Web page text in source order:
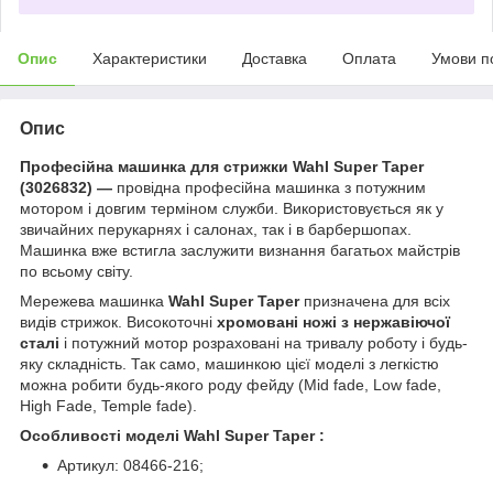
Опис Характеристики Доставка Оплата Умови
Опис
Професійна машинка для стрижки Wahl Super Taper
(3026832) ― провідна професійна машинка з потужним
мотором і довгим терміном служби. Використовується як у
звичайних перукарнях і салонах, так і в барбершопах.
Машинка вже встигла заслужити визнання багатьох майстрів
по всьому світу.
Мережева машинка Wahl Super Taperпризначена для всіх
видів стрижок. Високоточні хромовані ножі з нержавіючої
сталі і потужний мотор розраховані на тривалу роботу і будь-
яку складність. Так само, машинкою цієї моделі з легкістю
можна робити будь-якого роду фейду (Mid fade, Low fade,
High Fade, Temple fade).
Особливості моделі Wahl Super Taper :
Артикул: 08466-216;